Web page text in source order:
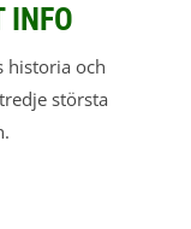
INFO
historia och
största